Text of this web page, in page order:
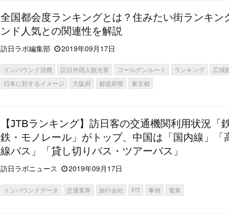
全国都会度ランキングとは？住みたい街ランキン
ンド人気との関連性を解説
訪日ラボ編集部 2019年09月17日
インバウンド消費 訪日外国人観光客 ゴールデンルート ランキング
広域
日本に対するイメージ
大阪府 都道府県 東京都
【JTBランキング】訪日客の交通機関利用状況「
鉄・モノレール」がトップ、中国は「国内線」「
線バス」「貸し切りバス・ツアーバス」
訪日ラボニュース 2019年09月17日
インバウンドデータ 交通業界 旅行会社 FIT 事例 電車